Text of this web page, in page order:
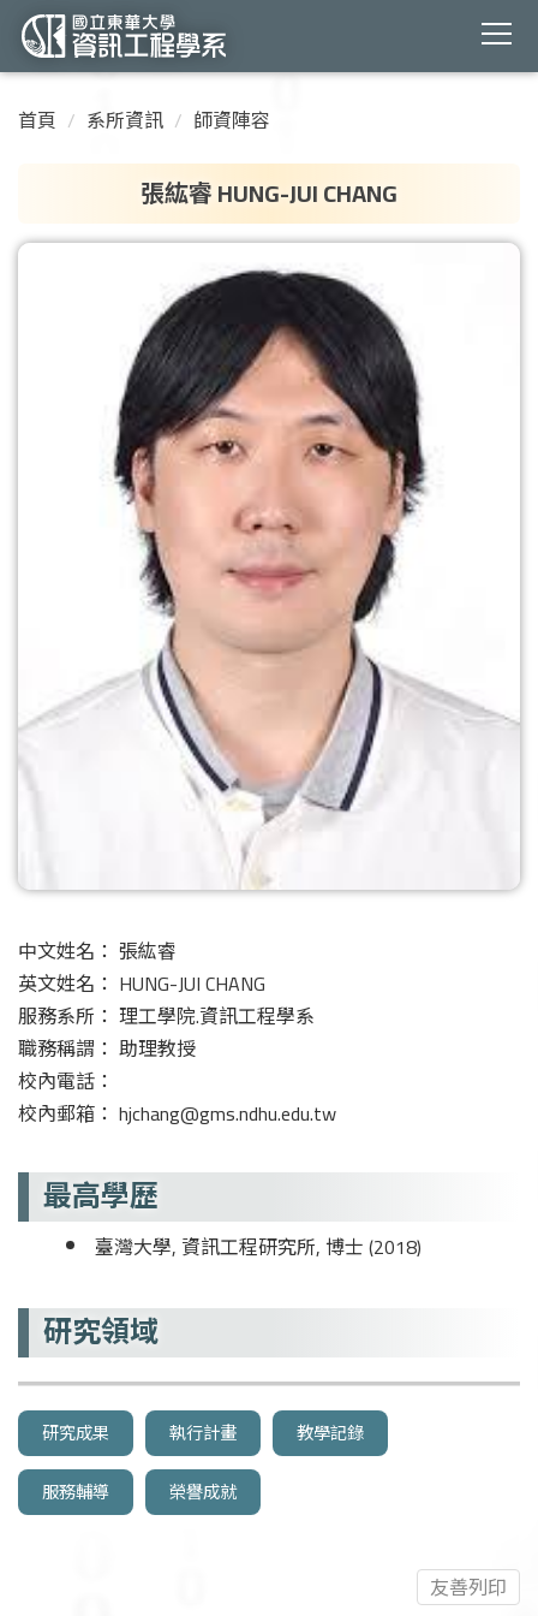
到
容
首頁 系所資訊 師資陣容
張紘睿 HUNG-JUI CHANG
中文姓名： 張紘睿
英文姓名： HUNG-JUI CHANG
服務系所： 理工學院.資訊工程學系
職務稱謂： 助理教授
校內電話：
校內郵箱： hjchang@gms.ndhu.edu.tw
最高學歷
臺灣大學, 資訊工程研究所, 博士 (2018)
研究領域
研究成果 執行計畫
教學記錄
服務輔導
榮譽成就
友善列印